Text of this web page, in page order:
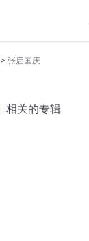
> 张启国庆
相关的专辑